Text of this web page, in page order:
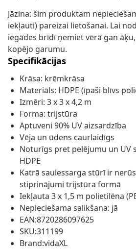
Jāzina: šim produktam
iekļauti) pareizai lietošanai. Lai
iegādes brīdī ņemiet vērā gan
kopējo garumu.
Specifikācijas
Krāsa: krēmkrāsa
Materiāls: HDPE (īpaši blīvs
Izmēri: 3 x 3 x 4,2 m
Forma: trijstūra
Aptuveni 90% UV aizsardzība
Vēja un ūdens caurlaidīgs
Noturīgs pret pelējumu un UV
HDPE
Katrā saulessarga stūrī ir
stiprinājumi trijstūra formā
Iekļauta 3 x 1,5 m polietilēna
Nepieciešama salikšana: jā
EAN:8720286097625
SKU:311199
Brand:vidaXL